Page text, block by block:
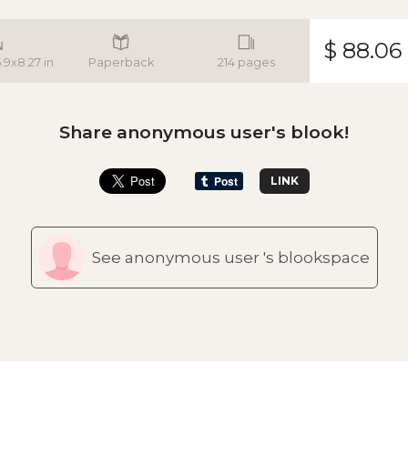
in Paperback 214 pages $ 88.06
Share anonymous user's blook!
LINK
See anonymous user 's blookspace